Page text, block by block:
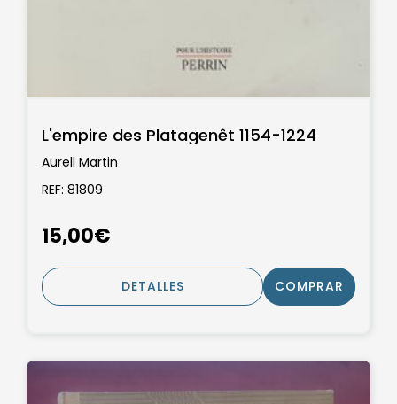
L'empire des Platagenêt 1154-1224
Aurell Martin
REF: 81809
15,00€
DETALLES COMPRAR